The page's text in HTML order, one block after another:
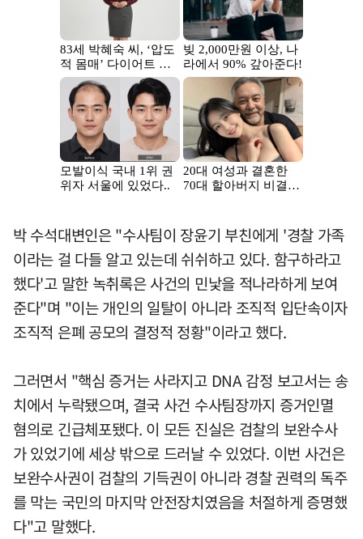
박 수석대변인은 "수사팀이 장윤기 부친에게 '경찰 가족
이라는 걸 다들 알고 있는데 쉬쉬하고 있다. 함구하라고
했다'고 말한 녹취록은 사건의 민낯을 적나라하게 보여
준다"며 "이는 개인의 일탈이 아니라 조직적 입단속이자
조직적 은폐 공모의 결정적 정황"이라고 했다.
그러면서 "핵심 증거는 사라지고 DNA 감정 보고서는 송
치에서 누락됐으며, 결국 사건 수사팀장까지 증거인멸
혐의로 긴급체포됐다. 이 모든 진실은 검찰의 보완수사
가 있었기에 세상 밖으로 드러날 수 있었다. 이번 사건은
보완수사권이 검찰의 기득권이 아니라 경찰 권력의 독주
를 막는 국민의 마지막 안전장치였음을 처절하게 증명했
다"고 말했다.